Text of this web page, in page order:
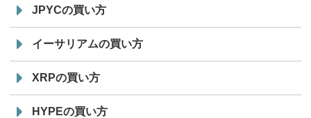
JPYCの買い方
イーサリアムの買い方
XRPの買い方
HYPEの買い方